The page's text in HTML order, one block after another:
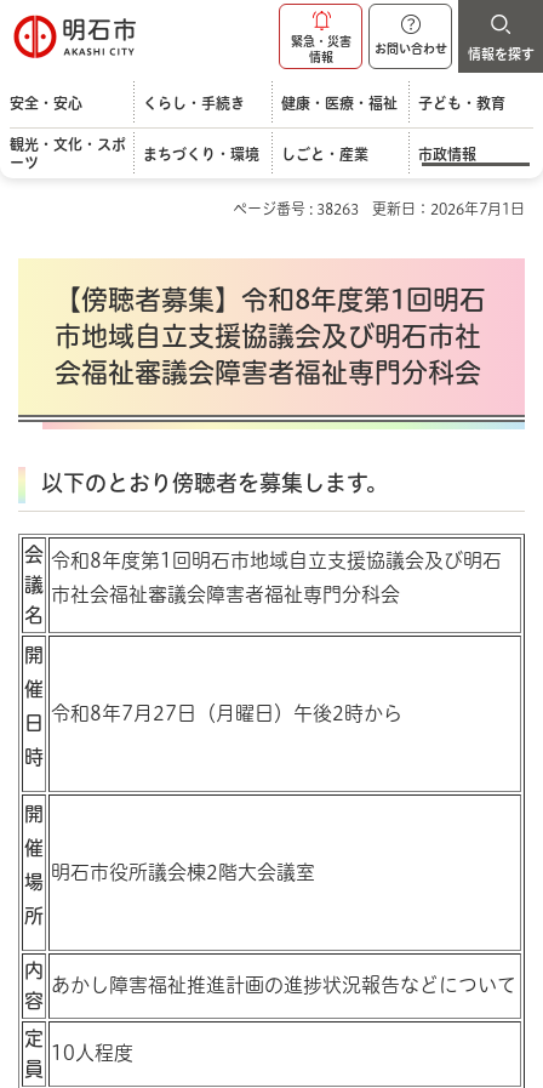
明石市
緊急・災害
情報
お問い合わせ 情報を探す
安全・安心 くらし・手続き 健康・医療・福祉 子ども・教育
観光・文化・スポ
ーツ
まちづくり・環境 しごと・産業 市政情報
ページ番号 : 38263 更新日：2026年7月1日
【傍聴者募集】令和8年度第1回明石
市地域自立支援協議会及び明石市社
会福祉審議会障害者福祉専門分科会
以下のとおり傍聴者を募集します。
会
議
名
令和8年度第1回明石市地域自立支援協議会及び明石
市社会福祉審議会障害者福祉専門分科会
開
催
日
時
令和8年7月27日（月曜日）午後2時から
開
催
場
所
明石市役所議会棟2階大会議室
内
容
あかし障害福祉推進計画の進捗状況報告などについて
定
員
10人程度